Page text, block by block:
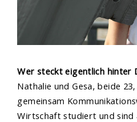
Wer steckt eigentlich hinter
Nathalie und Gesa, beide
gemeinsam
Wirtschaft studiert und sind